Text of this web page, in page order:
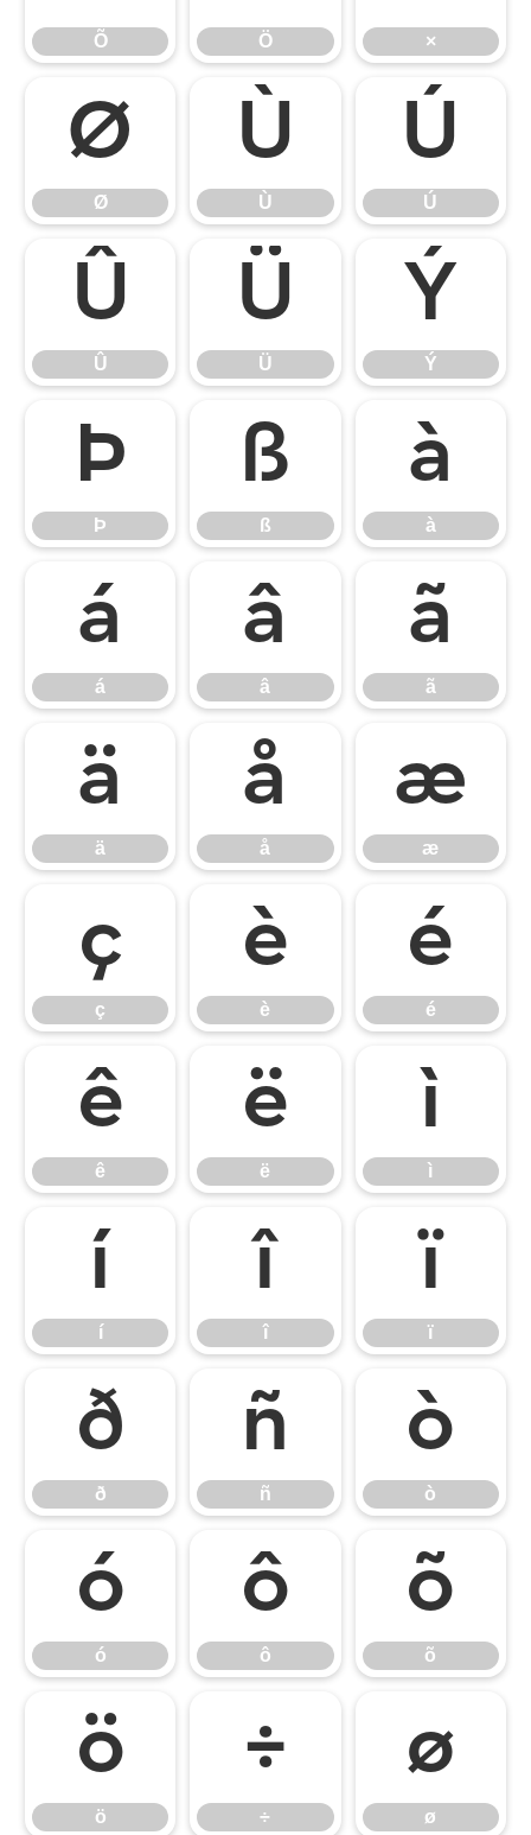
Õ Ö ×
Ø
Ø
Ù
Ù
Ú
Ú
Û
Û
Ü
Ü
Ý
Ý
Þ
Þ
ß
ß
à
à
á
á
â
â
ã
ã
ä
ä
å
å
æ
æ
ç
ç
è
è
é
é
ê
ê
ë
ë
ì
ì
í
í
î
î
ï
ï
ð
ð
ñ
ñ
ò
ò
ó
ó
ô
ô
õ
õ
ö
ö
÷
÷
ø
ø